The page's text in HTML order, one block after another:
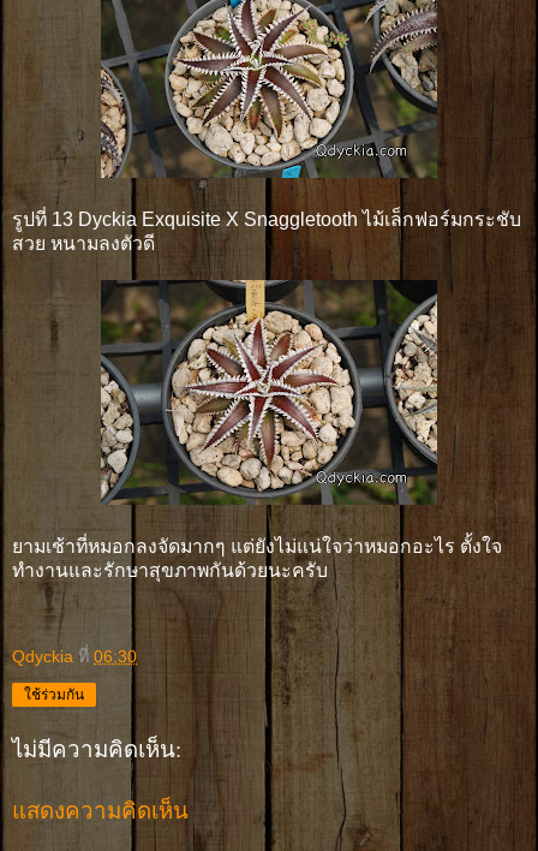
รูปที่ 13 Dyckia Exquisite X Snaggletooth ไม้เล็กฟอร์มกระชับ
สวย หนามลงตัวดี
ยามเช้าที่หมอกลงจัดมากๆ แต่ยังไม่แน่ใจว่าหมอกอะไร ตั้งใจ
ทำงานและรักษาสุขภาพกันด้วยนะครับ
Qdyckia ที่ 06:30
ใช้ร่วมกัน
ไม่มีความคิดเห็น:
แสดงความคิดเห็น